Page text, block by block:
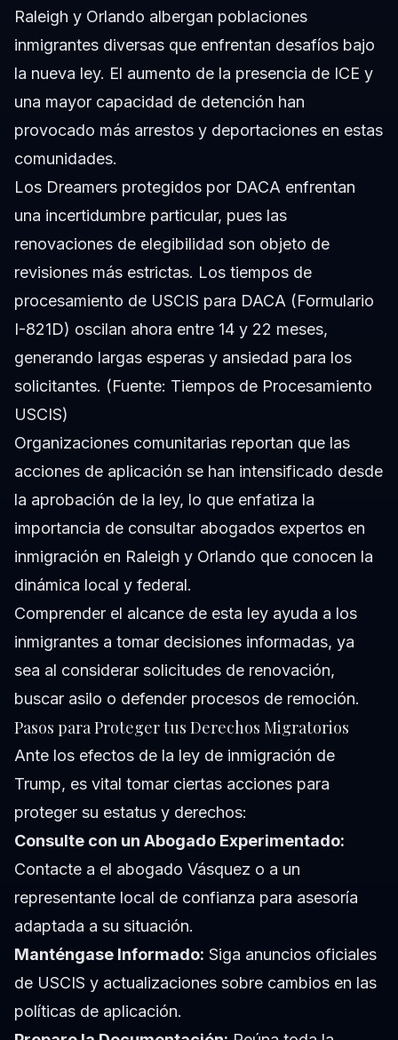
Raleigh y Orlando albergan poblaciones
inmigrantes diversas que enfrentan desafíos bajo
la nueva ley. El aumento de la presencia de ICE y
una mayor capacidad de detención han
provocado más arrestos y deportaciones en estas
comunidades.
Los Dreamers protegidos por DACA enfrentan
una incertidumbre particular, pues las
renovaciones de elegibilidad son objeto de
revisiones más estrictas. Los tiempos de
procesamiento de USCIS para DACA (Formulario
I-821D) oscilan ahora entre 14 y 22 meses,
generando largas esperas y ansiedad para los
solicitantes. (Fuente: Tiempos de Procesamiento
USCIS)
Organizaciones comunitarias reportan que las
acciones de aplicación se han intensificado desde
la aprobación de la ley, lo que enfatiza la
importancia de consultar abogados expertos en
inmigración en Raleigh y Orlando que conocen la
dinámica local y federal.
Comprender el alcance de esta ley ayuda a los
inmigrantes a tomar decisiones informadas, ya
sea al considerar solicitudes de renovación,
buscar asilo o defender procesos de remoción.
Pasos para Proteger tus Derechos Migratorios
Ante los efectos de la ley de inmigración de
Trump, es vital tomar ciertas acciones para
proteger su estatus y derechos:
Consulte con un Abogado Experimentado:
Contacte a el abogado Vásquez o a un
representante local de confianza para asesoría
adaptada a su situación.
Manténgase Informado: Siga anuncios oficiales
de USCIS y actualizaciones sobre cambios en las
políticas de aplicación.